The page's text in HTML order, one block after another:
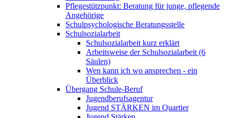
Pflegestützpunkt: Beratung für junge, pflegende
Angehörige
Schulpsychologische Beratungsstelle
Schulsozialarbeit
Schulsozialarbeit kurz erklärt
Arbeitsweise der Schulsozialarbeit (6
Säulen)
Wen kann ich wo ansprechen - ein
Überblick
Übergang Schule-Beruf
Jugendberufsagentur
Jugend STÄRKEN im Quartier